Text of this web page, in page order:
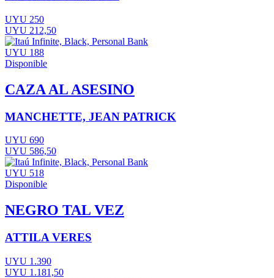
UYU 250
UYU 212,50
UYU 188
Disponible
CAZA AL ASESINO
MANCHETTE, JEAN PATRICK
UYU 690
UYU 586,50
UYU 518
Disponible
NEGRO TAL VEZ
ATTILA VERES
UYU 1.390
UYU 1.181,50